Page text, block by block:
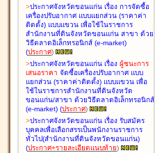
>ประกาศจังหวัดขอนแก่น เรื่อง การจัดซื้อ
เครื่องปรับอากาศ แบบแยกส่วน (ราคาค่า
ติดตั้ง) แบบแขวน เพื่อใช้ในราชการ
สำนักงานที่ดินจังหวัดขอนแก่น สาขา ด้วย
วิธีตลาดอิเล็กทรอนิกส์ (e-market)
(ประกาศ)
>ประกาศจังหวัดขอนแก่น เรื่อง ผู้ชนะการ
เสนอราคา จัดซื้อเครื่องปรับอากาศ แบบ
แยกส่วน (ราคาค่าติดตั้ง) แบบแขวน เพื่อ
ใช้ในราชการสำนักงานที่ดินจังหวัด
ขอนแก่น/สาขา ด้วยวิธีตลาดอิเล็กทรอนิกส์
(e-market) (ประกาศ)
>ประกาศจังหวัดขอนแก่น เรื่อง รับสมัคร
บุคคลเพื่อเลือกสรรเป็นพนักงานราชการ
ทั่วไป(สำนักงานที่ดินจังหวัดขอนแก่น)
(ประกาศ+รายละเอียดแนบท้าย)